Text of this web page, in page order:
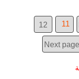
11
12
Next